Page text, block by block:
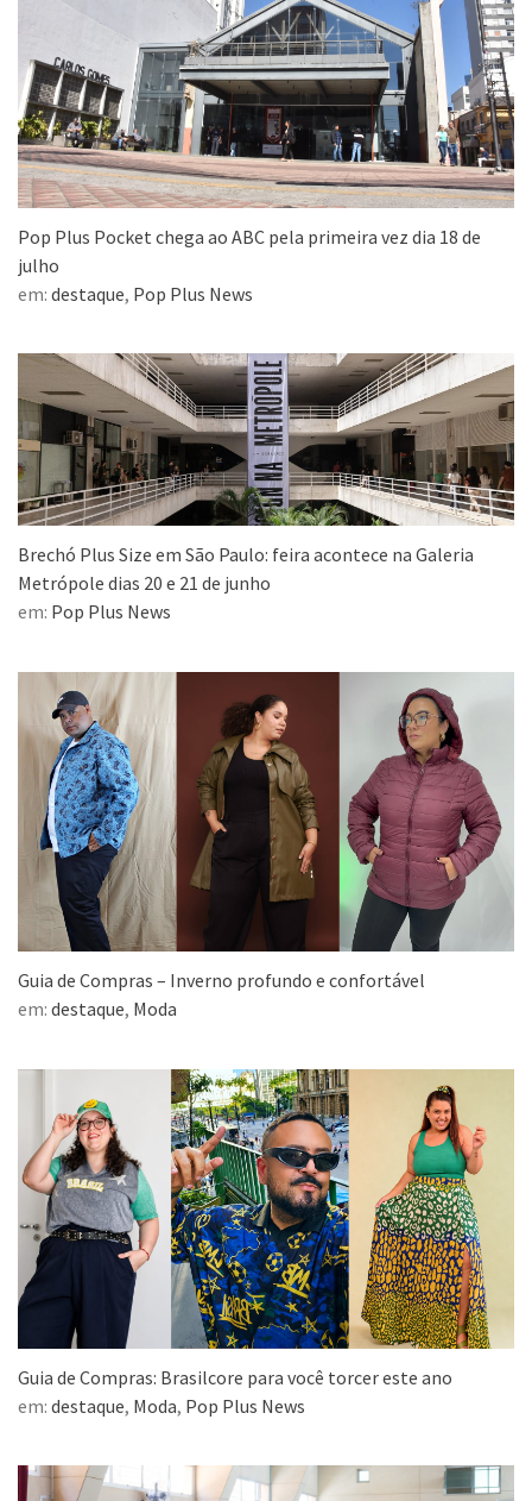
Pop Plus Pocket chega ao ABC pela primeira vez dia 18 de
julho
em: destaque, Pop Plus News
Brechó Plus Size em São Paulo: feira acontece na Galeria
Metrópole dias 20 e 21 de junho
em: Pop Plus News
Guia de Compras – Inverno profundo e confortável
em: destaque, Moda
Guia de Compras: Brasilcore para você torcer este ano
em: destaque, Moda, Pop Plus News